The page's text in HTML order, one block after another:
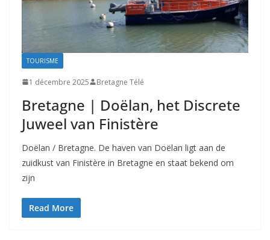
TOURISME
1 décembre 2025 Bretagne Télé
Bretagne | Doëlan, het Discrete
Juweel van Finistère
Doëlan / Bretagne. De haven van Doëlan ligt aan de
zuidkust van Finistère in Bretagne en staat bekend om
zijn
Read More